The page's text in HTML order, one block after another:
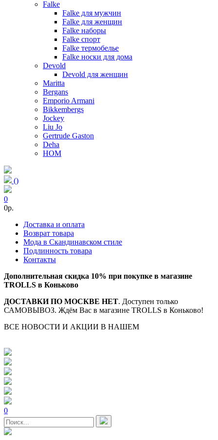
Falke
Falke для мужчин
Falke для женщин
Falke наборы
Falke спорт
Falke термобелье
Falke носки для дома
Devold
Devold для женщин
Maritta
Bergans
Emporio Armani
Bikkembergs
Jockey
Liu Jo
Gertrude Gaston
Deha
HOM
()
0
0p.
Доставка и оплата
Возврат товара
Мода в Скандинавском стиле
Подлинность товара
Контакты
Дополнительная скидка 10% при покупке в магазине
TROLLS в Коньково
ДОСТАВКИ ПО МОСКВЕ НЕТ. Доступен только
САМОВЫВОЗ. Ждём Вас в магазине TROLLS в Коньково!
ВСЕ НОВОСТИ И АКЦИИ В НАШЕМ
0